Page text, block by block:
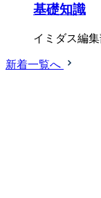
基礎知識
イミダス編
新着一覧へ